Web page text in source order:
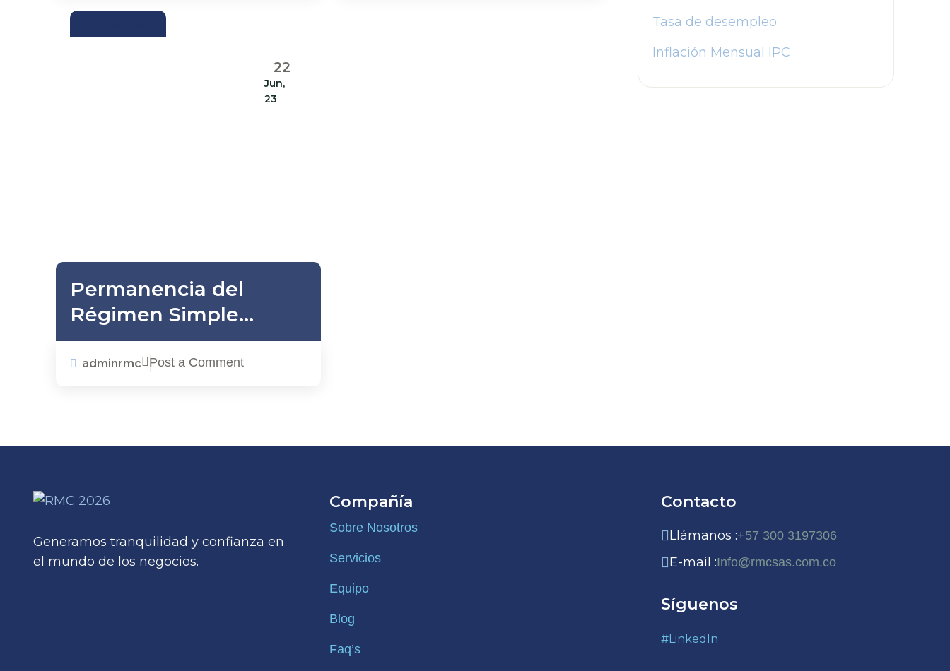
22
Jun,
23
Permanencia del
Régimen Simple
(SIMPLE) para
contratos de cátedra
adminrmc Post a Comment
Tasa de desempleo
Inflación Mensual IPC
Generamos tranquilidad y confianza en
el mundo de los negocios.
Compañía
Sobre Nosotros
Servicios
Equipo
Blog
Faq’s
Contacto
Llámanos :+57 300 3197306
E-mail :Info@rmcsas.com.co
Síguenos
#LinkedIn